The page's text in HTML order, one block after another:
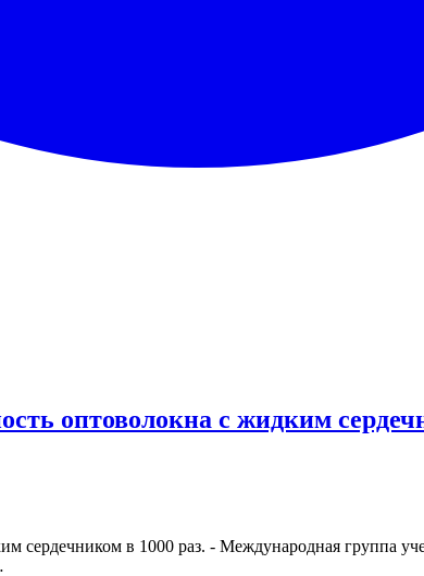
оптоволокна с жидким
сердечником в 1000 раз. - Международная группа